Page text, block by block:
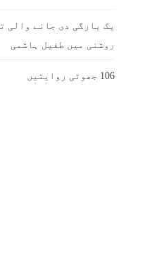
یک بارگی دی جانے والی
روشنی میں طفیل ہاشمی
106 جھوٹی روایتیں